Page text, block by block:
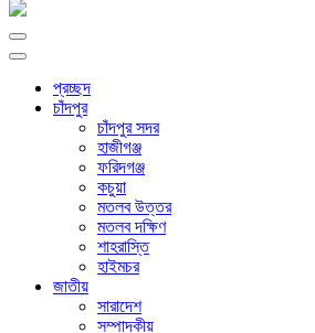
প্রচ্ছদ
চাঁদপুর
চাঁদপুর সদর
হাজীগঞ্জ
ফরিদগঞ্জ
কচুয়া
মতলব উত্তর
মতলব দক্ষিণ
শাহরাস্তি
হাইমচর
জাতীয়
সারাদেশ
সম্পাদকীয়